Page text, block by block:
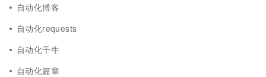
自动化博客
自动化requests
自动化千牛
自动化篇章